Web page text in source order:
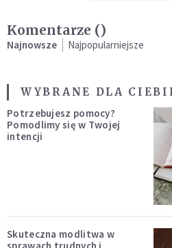
Komentarze ()
Najnowsze Najpopularniejsze
WYBRANE DLA
Potrzebujesz pomocy?
Pomodlimy się w Twojej
intencji
Skuteczna modlitwa w